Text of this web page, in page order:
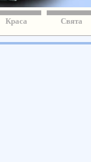
Краса Свята